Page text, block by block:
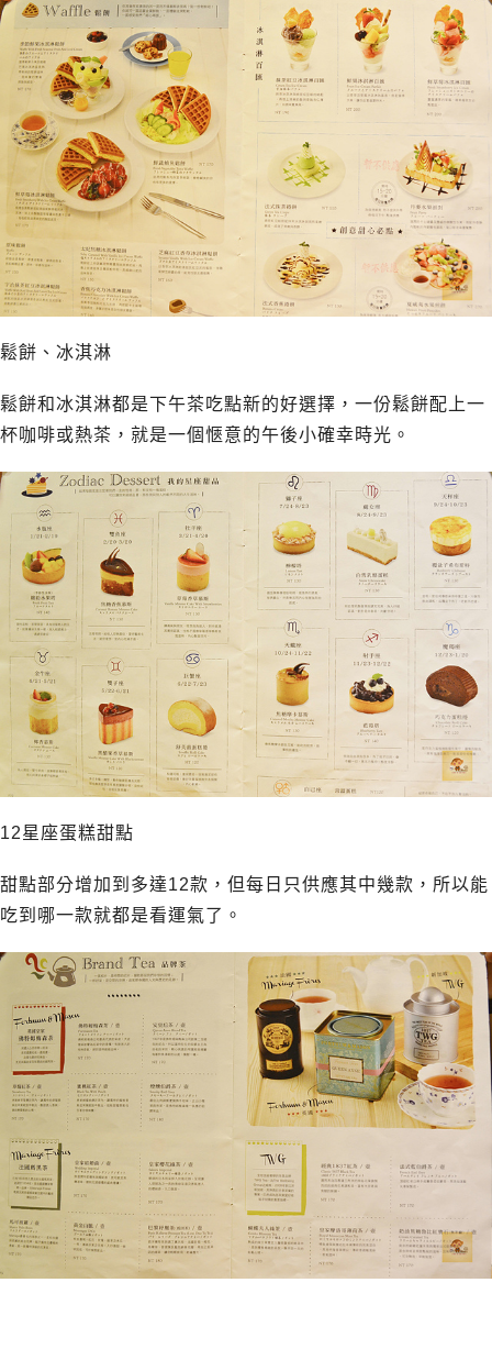
鬆餅、冰淇淋
鬆餅和冰淇淋都是下午茶吃點新的好選擇，一份鬆餅配上一
杯咖啡或熱茶，就是一個愜意的午後小確幸時光。
12星座蛋糕甜點
甜點部分增加到多達12款，但每日只供應其中幾款，所以能
吃到哪一款就都是看運氣了。